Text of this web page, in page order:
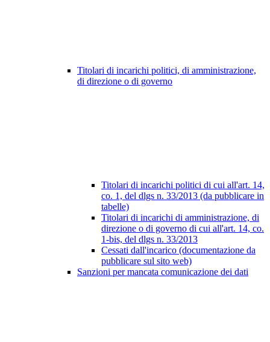
Titolari di incarichi politici, di amministrazione,
di direzione o di governo
Titolari di incarichi politici di cui all'art. 14,
co. 1, del dlgs n. 33/2013 (da pubblicare in
tabelle)
Titolari di incarichi di amministrazione, di
direzione o di governo di cui all'art. 14, co.
1-bis, del dlgs n. 33/2013
Cessati dall'incarico (documentazione da
pubblicare sul sito web)
Sanzioni per mancata comunicazione dei dati